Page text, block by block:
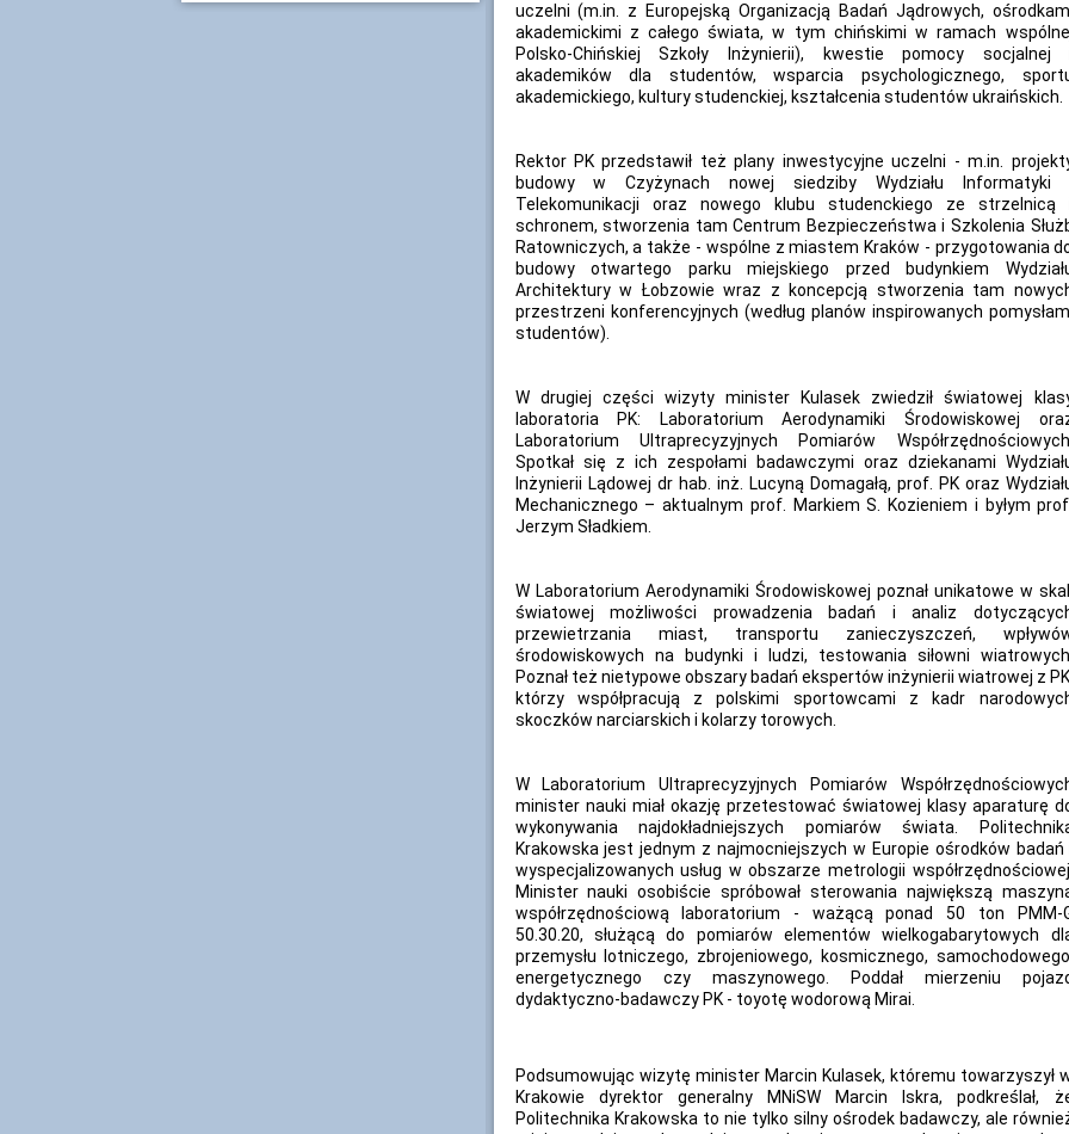
uczelni (m.in. z Europejską Organizacją Badań Jądrowych,
akademickimi z całego świata, w tym chińskimi w ramach
Polsko-Chińskiej Szkoły Inżynierii), kwestie pomocy socjalnej
akademików dla studentów, wsparcia psychologicznego,
akademickiego, kultury studenckiej, kształcenia studentów ukraińskich.
Rektor PK przedstawił też plany inwestycyjne uczelni - m.in.
budowy w Czyżynach nowej siedziby Wydziału Informatyki
Telekomunikacji oraz nowego klubu studenckiego ze strzelnicą
schronem, stworzenia tam Centrum Bezpieczeństwa i Szkolenia
Ratowniczych, a także - wspólne z miastem Kraków - przygotowania
budowy otwartego parku miejskiego przed budynkiem
Architektury w Łobzowie wraz z koncepcją stworzenia tam
przestrzeni konferencyjnych (według planów inspirowanych
studentów).
W drugiej części wizyty minister Kulasek zwiedził światowej
laboratoria PK: Laboratorium Aerodynamiki Środowiskowej
Laboratorium Ultraprecyzyjnych Pomiarów Współrzędnościowych.
Spotkał się z ich zespołami badawczymi oraz dziekanami
Inżynierii Lądowej dr hab. inż. Lucyną Domagałą, prof. PK oraz
Mechanicznego – aktualnym prof. Markiem S. Kozieniem i byłym prof.
Jerzym Sładkiem.
W Laboratorium Aerodynamiki Środowiskowej poznał unikatowe w
światowej możliwości prowadzenia badań i analiz
przewietrzania miast, transportu zanieczyszczeń,
środowiskowych na budynki i ludzi, testowania siłowni wiatrowych.
Poznał też nietypowe obszary badań ekspertów inżynierii wiatrowej z
którzy współpracują z polskimi sportowcami z kadr
skoczków narciarskich i kolarzy torowych.
W Laboratorium Ultraprecyzyjnych Pomiarów
minister nauki miał okazję przetestować światowej klasy aparaturę
wykonywania najdokładniejszych pomiarów świata.
Krakowska jest jednym z najmocniejszych w Europie ośrodków badań
wyspecjalizowanych usług w obszarze metrologii współrzędnościowej.
Minister nauki osobiście spróbował sterowania największą
współrzędnościową laboratorium - ważącą ponad 50 ton PMM-
50.30.20, służącą do pomiarów elementów wielkogabarytowych
przemysłu lotniczego, zbrojeniowego, kosmicznego,
energetycznego czy maszynowego. Poddał mierzeniu
dydaktyczno-badawczy PK - toyotę wodorową Mirai.
Podsumowując wizytę minister Marcin Kulasek, któremu towarzyszył
Krakowie dyrektor generalny MNiSW Marcin Iskra, podkreślał,
Politechnika Krakowska to nie tylko silny ośrodek badawczy, ale